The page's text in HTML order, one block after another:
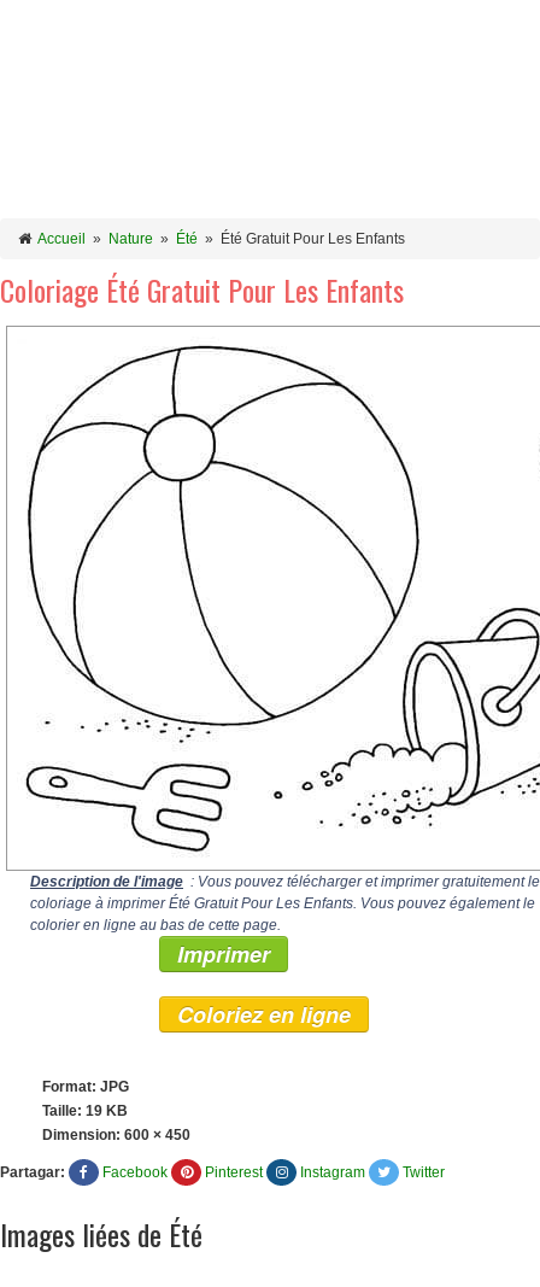
Accueil » Nature » Été » Été Gratuit Pour Les Enfants
Coloriage Été Gratuit Pour Les Enfants
Description de l'image : Vous pouvez télécharger et imprimer gratuitement le
coloriage à imprimer Été Gratuit Pour Les Enfants. Vous pouvez également le
colorier en ligne au bas de cette page.
Imprimer
Coloriez en ligne
Format: JPG
Taille: 19 KB
Dimension: 600 × 450
Partagar: Facebook Pinterest Instagram Twitter
Images liées de Été